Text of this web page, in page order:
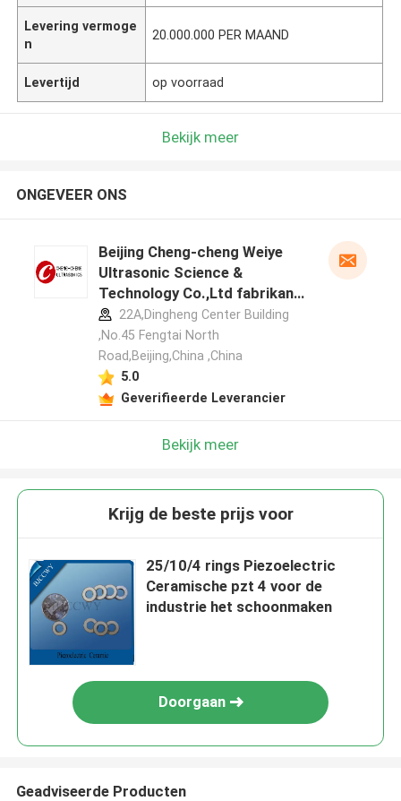
Levering vermoge
n
20.000.000 PER MAAND
Levertijd op voorraad
Bekijk meer
ONGEVEER ONS
Beijing Cheng-cheng Weiye
Ultrasonic Science &
Technology Co.,Ltd fabrikant
profiel22A,Dingheng Center Building
,No.45 Fengtai North
Road,Beijing,China ,China
5.0
Geverifieerde Leverancier
Bekijk meer
Krijg de beste prijs voor
25/10/4 rings Piezoelectric
Ceramische pzt 4 voor de
industrie het schoonmaken
Doorgaan
Geadviseerde Producten